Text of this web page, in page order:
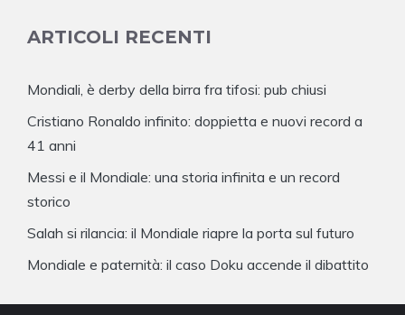
ARTICOLI RECENTI
Mondiali, è derby della birra fra tifosi: pub chiusi
Cristiano Ronaldo infinito: doppietta e nuovi record a
41 anni
Messi e il Mondiale: una storia infinita e un record
storico
Salah si rilancia: il Mondiale riapre la porta sul futuro
Mondiale e paternità: il caso Doku accende il dibattito